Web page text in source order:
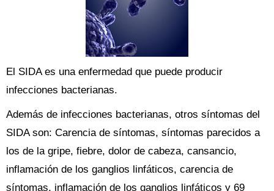
El SIDA es una enfermedad que puede producir
infecciones bacterianas.
Además de infecciones bacterianas, otros síntomas del
SIDA son: Carencia de síntomas, síntomas parecidos a
los de la gripe, fiebre, dolor de cabeza, cansancio,
inflamación de los ganglios linfáticos, carencia de
síntomas, inflamación de los ganglios linfáticos y 69